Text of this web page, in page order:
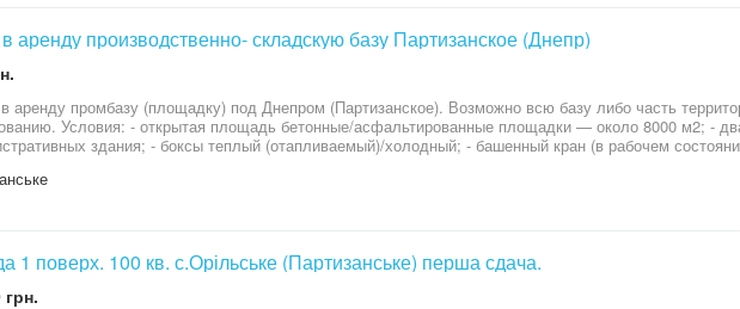
аренду производственно- складскую базу Партизанское (Днепр)
аренду промбазу (площадку) под Днепром (Партизанское). Возможно всю базу либо часть
площадки — около 8000 м2; - два
здания; - боксы теплый (отапливаемый)/холодный; - башенный кран (в рабочем
в любое время. Стоимость аренды по запросу.
1 поверх. 100 кв. с.Орільське (Партизанське) перша сдача.
грн.